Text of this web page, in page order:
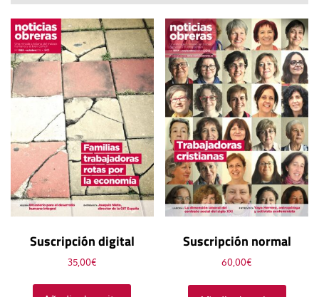
Suscripción digital
35,00€
Suscripción normal
60,00€